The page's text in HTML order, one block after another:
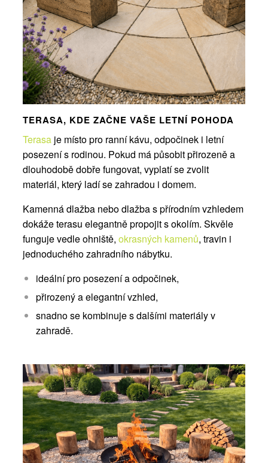
TERASA, KDE ZAČNE VAŠE LETNÍ POHODA
Terasa je místo pro ranní kávu, odpočinek i letní
posezení s rodinou. Pokud má působit přirozeně a
dlouhodobě dobře fungovat, vyplatí se zvolit
materiál, který ladí se zahradou i domem.
Kamenná dlažba nebo dlažba s přírodním vzhledem
dokáže terasu elegantně propojit s okolím. Skvěle
funguje vedle ohniště, okrasných kamenů, travin i
jednoduchého zahradního nábytku.
ideální pro posezení a odpočinek,
přirozený a elegantní vzhled,
snadno se kombinuje s dalšími materiály v
zahradě.